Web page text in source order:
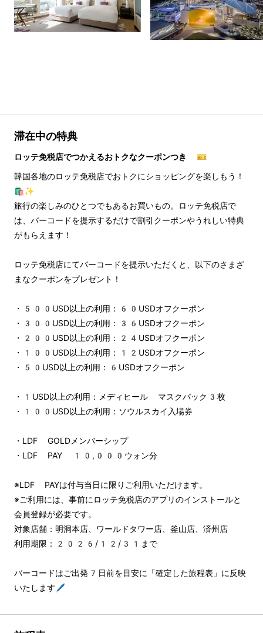
滞在中の特典
ロッテ免税店でつかえるおトクなクーポンつき 🎫
韓国各地のロッテ免税店でおトクにショッピングを楽しもう！
🛍️✨
旅行の楽しみのひとつでもあるお買いもの。ロッテ免税店で
は、バーコードを提示するだけで割引クーポンやうれしい特典
がもらえます！
ロッテ免税店にてバーコードを提示いただくと、以下のさまざ
まなクーポンをプレゼント！
・500USD以上の利用：60USDオフクーポン
・300USD以上の利用：36USDオフクーポン
・200USD以上の利用：24USDオフクーポン
・100USD以上の利用：12USDオフクーポン
・50USD以上の利用：6USDオフクーポン
・1USD以上の利用：メディヒール マスクパック3枚
・100USD以上の利用：ソウルスカイ入場券
・LDF GOLDメンバーシップ
・LDF PAY 10,000ウォン分
※LDF PAYは付与当日に限りご利用いただけます。
※ご利用には、事前にロッテ免税店のアプリのインストールと
会員登録が必要です。
対象店舗：明洞本店、ワールドタワー店、釜山店、済州店
利用期限：2026/12/31まで
バーコードはご出発7日前を目安に「確定した旅程表」に反映
いたします🖊️